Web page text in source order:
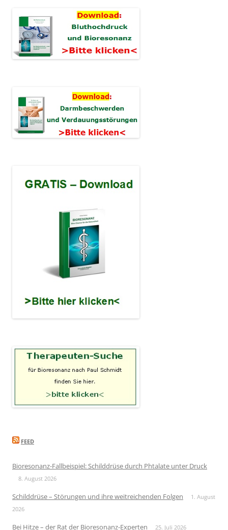
FEED
Bioresonanz-Fallbeispiel: Schilddrüse durch Phtalate unter Druck
8. August 2026
Schilddrüse – Störungen und ihre weitreichenden Folgen
1. August
2026
Bei Hitze – der Rat der Bioresonanz-Experten 25. Juli 2026